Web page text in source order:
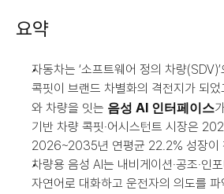
요약
자동차는 ‘소프트웨어 정의 차량
콕핏이 브랜드 차별화의 격전지가 되
와 차량을 잇는 음성 AI 인터페이스
기반 차량 콕핏·어시스턴트 시장은
2026~2035년 연평균 22.2% 성장이
차량용 음성 AI는 내비게이션·공조·인
자연어로 대화하고 운전자의 의도를 파